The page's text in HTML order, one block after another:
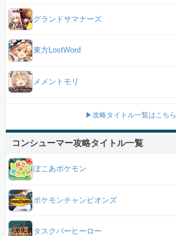
グランドサマナーズ
東方LostWord
メメントモリ
▶攻略タイトル一覧はこちら
コンシューマー攻略タイトル一覧
ぽこあポケモン
ポケモンチャンピオンズ
タスクバーヒーロー